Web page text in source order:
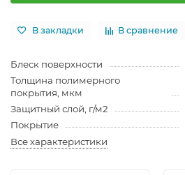
В закладки В сравнение
Блеск поверхности
Толщина полимерного
покрытия, мкм
Защитный слой, г/м2
Покрытие
Все характеристики